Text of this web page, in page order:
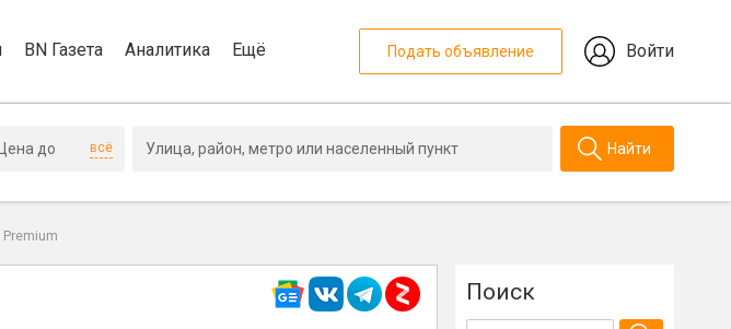
BN Газета Аналитика Ещё Подать объявление Войти
всё Найти
Поиск